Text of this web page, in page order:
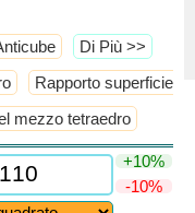
​Di Più >>
Rapporto superficie/
mezzo tetraedro
+10%
-10%